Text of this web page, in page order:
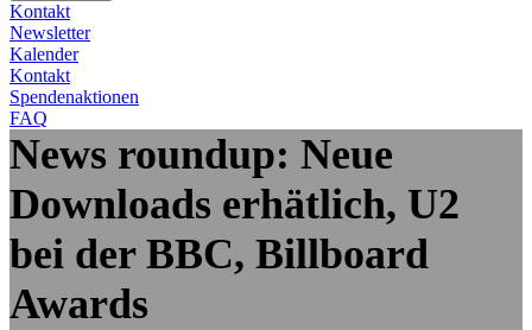
Kontakt
Newsletter
Kalender
Kontakt
Spendenaktionen
FAQ
Zum Hauptinhalt springen
News roundup: Neue
Downloads erhätlich, U2
bei der BBC, Billboard
Awards